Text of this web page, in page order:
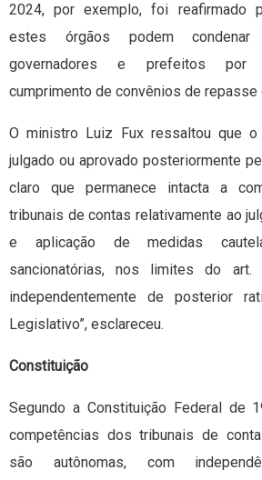
2024, por exemplo, foi reafirmado
estes órgãos podem condenar
governadores e prefeitos por
cumprimento de convênios de repasse
O ministro Luiz Fux ressaltou que
julgado ou aprovado posteriormente
claro que permanece intacta a
tribunais de contas relativamente ao
e aplicação de medidas
sancionatórias, nos limites do art.
independentemente de posterior
Legislativo”, esclareceu.
Constituição
Segundo a Constituição Federal de
competências dos tribunais de
são autônomas, com